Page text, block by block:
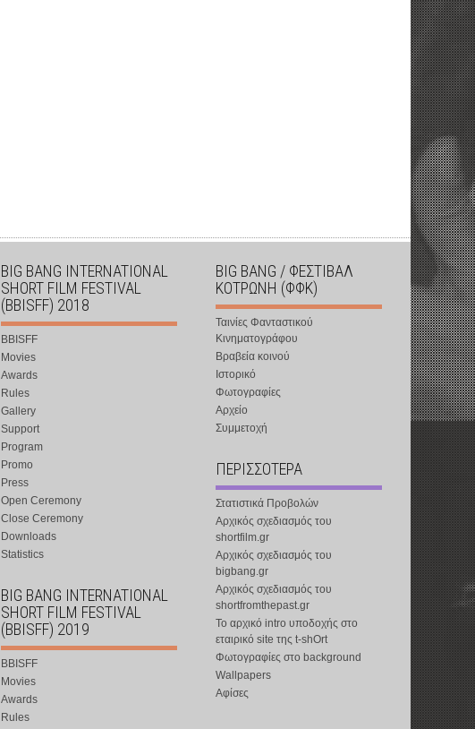
BIG BANG INTERNATIONAL
SHORT FILM FESTIVAL
(BBISFF) 2018
BBISFF
Movies
Awards
Rules
Gallery
Support
Program
Promo
Press
Open Ceremony
Close Ceremony
Downloads
Statistics
BIG BANG INTERNATIONAL
SHORT FILM FESTIVAL
(BBISFF) 2019
BBISFF
Movies
Awards
Rules
BIG BANG / ΦΕΣΤΙΒΑΛ
ΚΟΤΡΩΝΗ (ΦΦΚ)
Ταινίες Φανταστικού
Κινηματογράφου
Βραβεία κοινού
Ιστορικό
Φωτογραφίες
Αρχείο
Συμμετοχή
ΠΕΡΙΣΣΟΤΕΡΑ
Στατιστικά Προβολών
Αρχικός σχεδιασμός του
shortfilm.gr
Αρχικός σχεδιασμός του
bigbang.gr
Αρχικός σχεδιασμός του
shortfromthepast.gr
Το αρχικό intro υποδοχής στο
εταιρικό site της t-shOrt
Φωτογραφίες στο background
Wallpapers
Αφίσες